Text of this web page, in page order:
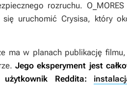
rozruchu.
uruchomić Crysisa, który
ma w planach publikację
Jego eksperyment jest
użytkownik Reddita: